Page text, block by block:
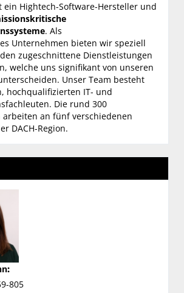
ein Hightech-Software-Hersteller und
. Als
Unternehmen bieten wir speziell
zugeschnittene Dienstleistungen
welche uns signifikant von unseren
Unser Team besteht
hochqualifizierten IT- und
Die rund 300
an fünf verschiedenen
DACH-Region.
:
805